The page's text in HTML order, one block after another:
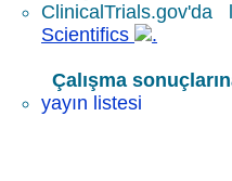
Scientifics
Çalışma
yayın listesi